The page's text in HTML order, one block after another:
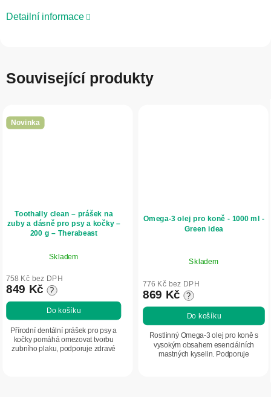
Detailní informace
Související produkty
Novinka
Toothally clean – prášek na
zuby a dásně pro psy a kočky –
200 g – Therabeast
Skladem
758 Kč bez DPH
849 Kč ?
Do košíku
Přírodní dentální prášek pro psy a
kočky pomáhá omezovat tvorbu
zubního plaku, podporuje zdravé
Omega-3 olej pro koně - 1000 ml -
Green idea
Skladem
776 Kč bez DPH
869 Kč ?
Do košíku
Rostlinný Omega-3 olej pro koně s
vysokým obsahem esenciálních
mastných kyselin. Podporuje